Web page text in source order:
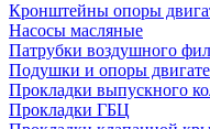
Кронштейны опоры
Насосы масляные
Патрубки воздушного
Подушки и опоры
Прокладки выпускного
Прокладки ГБЦ